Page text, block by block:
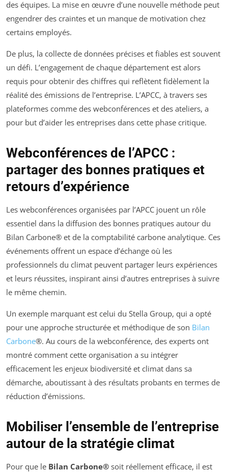
des équipes. La mise en œuvre d’une nouvelle méthode peut
engendrer des craintes et un manque de motivation chez
certains employés.
De plus, la collecte de données précises et fiables est souvent
un défi. L’engagement de chaque département est alors
requis pour obtenir des chiffres qui reflètent fidèlement la
réalité des émissions de l’entreprise. L’APCC, à travers ses
plateformes comme des webconférences et des ateliers, a
pour but d’aider les entreprises dans cette phase critique.
Webconférences de l’APCC :
partager des bonnes pratiques et
retours d’expérience
Les webconférences organisées par l’APCC jouent un rôle
essentiel dans la diffusion des bonnes pratiques autour du
Bilan Carbone® et de la comptabilité carbone analytique. Ces
événements offrent un espace d’échange où les
professionnels du climat peuvent partager leurs expériences
et leurs réussites, inspirant ainsi d’autres entreprises à suivre
le même chemin.
Un exemple marquant est celui du Stella Group, qui a opté
pour une approche structurée et méthodique de son Bilan
Carbone®. Au cours de la webconférence, des experts ont
montré comment cette organisation a su intégrer
efficacement les enjeux biodiversité et climat dans sa
démarche, aboutissant à des résultats probants en termes de
réduction d’émissions.
Mobiliser l’ensemble de l’entreprise
autour de la stratégie climat
Pour que le Bilan Carbone® soit réellement efficace, il est